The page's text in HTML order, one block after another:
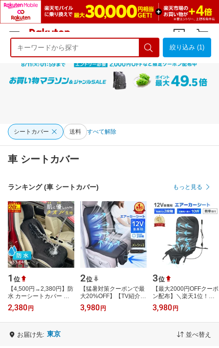
ようこそ 楽天市場へ ログイン
絞り込み (1)
シートカバー 送料 すべて解除
車 シートカバー
ランキング (車 シートカバー) もっと見る
1 位
【4,500円→2,380円】防
水 カーシートカバー か
けるだけ 水防止 シート
カバー 車用 丸洗いOK 軽
2,380 円
2位
【猛暑対策クーポンで最
大20%OFF】【TV紹介商
品】シートクーラー カー
シート クールシート エ
3,980 円
3位
【最大2000円OFFクーポ
ン配布】＼楽天1位！／
クールシート クール 車
用 座席 運転席 自動車
3,980 円
お届け先: 東京 並べ替え